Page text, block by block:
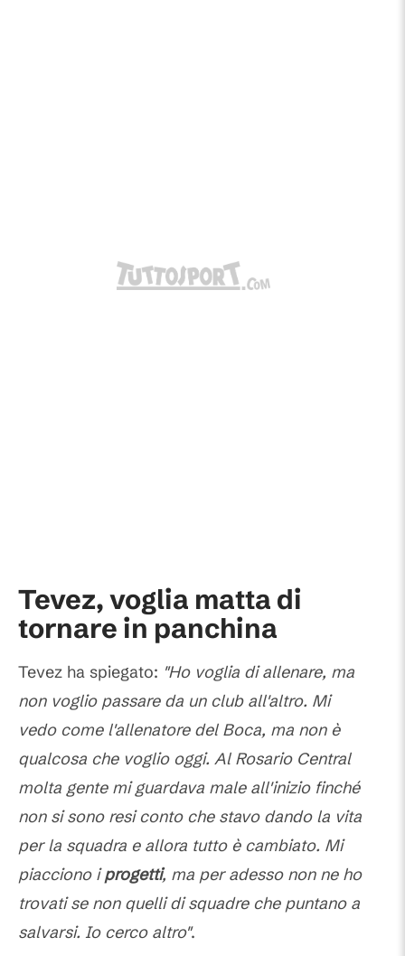
Tevez, voglia matta di
tornare in panchina
Tevez ha spiegato: "Ho voglia di allenare, ma
non voglio passare da un club all'altro. Mi
vedo come l'allenatore del Boca, ma non è
qualcosa che voglio oggi. Al Rosario Central
molta gente mi guardava male all'inizio finché
non si sono resi conto che stavo dando la vita
per la squadra e allora tutto è cambiato. Mi
piacciono iprogetti, ma per adesso non ne ho
trovati se non quelli di squadre che puntano a
salvarsi. Io cerco altro".